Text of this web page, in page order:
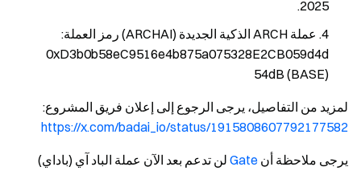
2025.
عملة ARCH الذكية الجديدة (ARCHAI) رمز العملة:
0xD3b0b58eC9516e4b875a075328E2CB059d4d
54dB (BASE)
لمزيد من التفاصيل، يرجى الرجوع إلى إعلان فريق المشروع:
https://x.com/badai_io/status/1915808607792177582
يرجى ملاحظة أن Gate لن تدعم بعد الآن عملة الباد آي (باداي)